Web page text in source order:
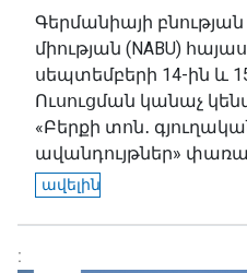
Գերմանիայի
միության (NABU)
սեպտեմբերի 14-ին և
Ուսուցման կանաչ
«Բերքի տոն․
ավանդույթներ»
ավելին